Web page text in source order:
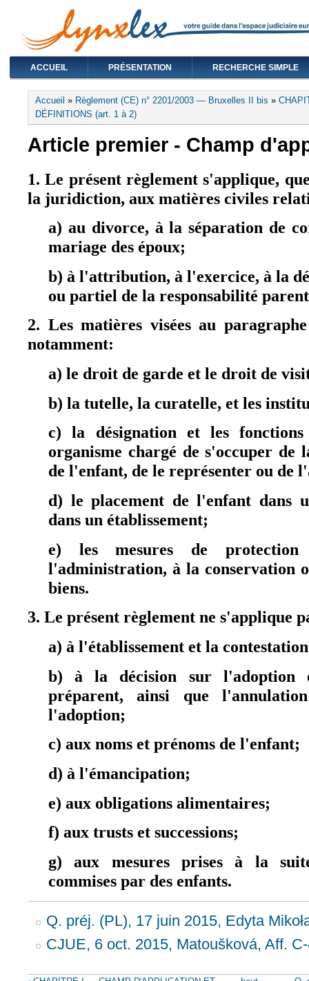
ACCUEIL PRÉSENTATION RECHERCHE SIMPLE
Vous êtes ici
Accueil » Règlement (CE) n° 2201/2003 — Bruxelles II bis »
DÉFINITIONS (art. 1 à 2)
Article premier - Champ
1. Le présent règlement s'applique,
la juridiction, aux matières civiles
a) au divorce, à la séparation de
mariage des époux;
b) à l'attribution, à l'exercice, à la
ou partiel de la responsabilité
2. Les matières visées au
notamment:
a) le droit de garde et le droit de
b) la tutelle, la curatelle, et les
c) la désignation et les
organisme chargé de s'occuper de
de l'enfant, de le représenter ou de
d) le placement de l'enfant dans
dans un établissement;
e) les mesures de
l'administration, à la conservation
biens.
3. Le présent règlement ne s'applique
a) à l'établissement et la
b) à la décision sur l'adoption
préparent, ainsi que
l'adoption;
c) aux noms et prénoms de l'enfant;
d) à l'émancipation;
e) aux obligations alimentaires;
f) aux trusts et successions;
g) aux mesures prises à la
commises par des enfants.
Q. préj. (PL), 17 juin 2015, Edyta
CJUE, 6 oct. 2015, Matoušková, Aff.